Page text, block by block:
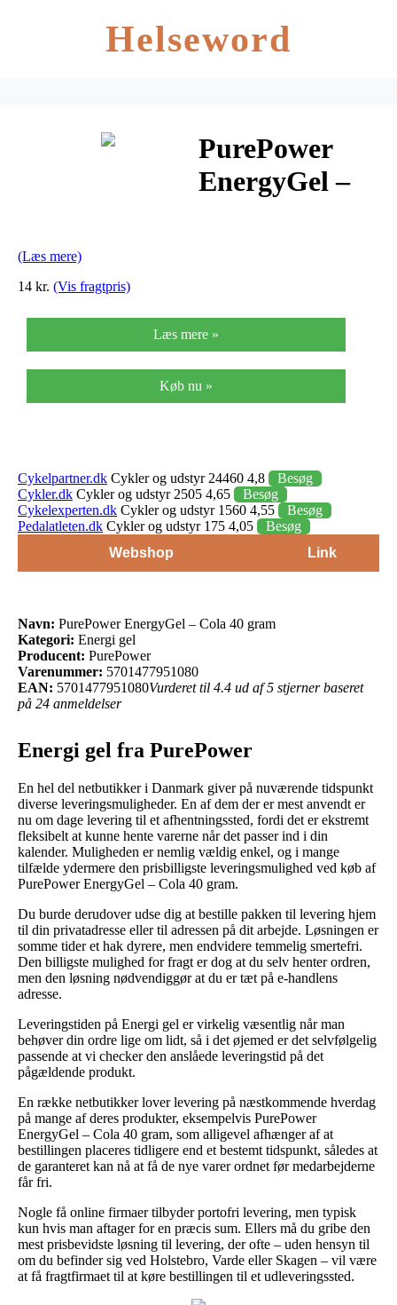
Helseword
PurePower
EnergyGel –
(Læs mere)
14 kr. (Vis fragtpris)
Læs mere »
Køb nu »
Cykelpartner.dk Cykler og udstyr 24460 4,8
Besøg
Cykler.dk Cykler og udstyr 2505 4,65
Besøg
Cykelexperten.dk Cykler og udstyr 1560 4,55
Besøg
Pedalatleten.dk Cykler og udstyr 175 4,05
Besøg
Webshop
Link
Navn: PurePower EnergyGel – Cola 40 gram
Kategori: Energi gel
Producent: PurePower
Varenummer: 5701477951080
EAN: 5701477951080Vurderet til 4.4 ud af 5 stjerner baseret
på 24 anmeldelser
Energi gel fra PurePower
En hel del netbutikker i Danmark giver på nuværende tidspunkt
diverse leveringsmuligheder. En af dem der er mest anvendt er
nu om dage levering til et afhentningssted, fordi det er ekstremt
fleksibelt at kunne hente varerne når det passer ind i din
kalender. Muligheden er nemlig vældig enkel, og i mange
tilfælde ydermere den prisbilligste leveringsmulighed ved køb af
PurePower EnergyGel – Cola 40 gram.
Du burde derudover udse dig at bestille pakken til levering hjem
til din privatadresse eller til adressen på dit arbejde. Løsningen er
somme tider et hak dyrere, men endvidere temmelig smertefri.
Den billigste mulighed for fragt er dog at du selv henter ordren,
men den løsning nødvendiggør at du er tæt på e-handlens
adresse.
Leveringstiden på Energi gel er virkelig væsentlig når man
behøver din ordre lige om lidt, så i det øjemed er det selvfølgelig
passende at vi checker den anslåede leveringstid på det
pågældende produkt.
En række netbutikker lover levering på næstkommende hverdag
på mange af deres produkter, eksempelvis PurePower
EnergyGel – Cola 40 gram, som alligevel afhænger af at
bestillingen placeres tidligere end et bestemt tidspunkt, således at
de garanteret kan nå at få de nye varer ordnet før medarbejderne
får fri.
Nogle få online firmaer tilbyder portofri levering, men typisk
kun hvis man aftager for en præcis sum. Ellers må du gribe den
mest prisbevidste løsning til levering, der ofte – uden hensyn til
om du befinder sig ved Holstebro, Varde eller Skagen – vil være
at få fragtfirmaet til at køre bestillingen til et udleveringssted.